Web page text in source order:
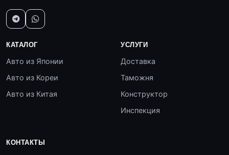
КАТАЛОГ
Авто из Японии
Авто из Кореи
Авто из Китая
УСЛУГИ
Доставка
Таможня
Конструктор
Инспекция
КОНТАКТЫ